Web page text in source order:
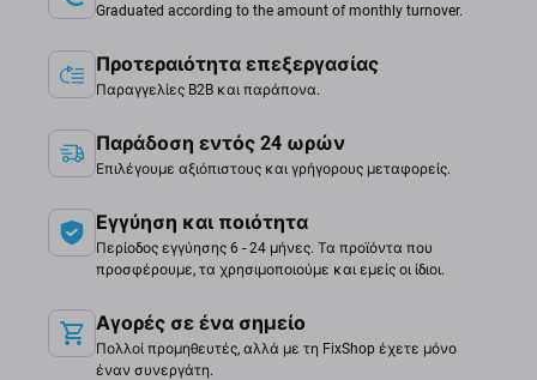
Graduated according to the amount of monthly turnover.
Προτεραιότητα επεξεργασίας
Παραγγελίες B2B και παράπονα.
Παράδοση εντός 24 ωρών
Επιλέγουμε αξιόπιστους και γρήγορους μεταφορείς.
Εγγύηση και ποιότητα
Περίοδος εγγύησης 6 - 24 μήνες. Τα προϊόντα που
προσφέρουμε, τα χρησιμοποιούμε και εμείς οι ίδιοι.
Αγορές σε ένα σημείο
Πολλοί προμηθευτές, αλλά με τη FixShop έχετε μόνο
έναν συνεργάτη.